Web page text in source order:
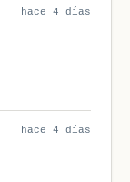
hace 4 días
hace 4 días